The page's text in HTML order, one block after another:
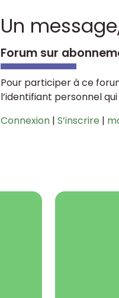
Un
Forum sur
Pour participer à ce
l’identifiant personnel
Connexion | S’inscrire |